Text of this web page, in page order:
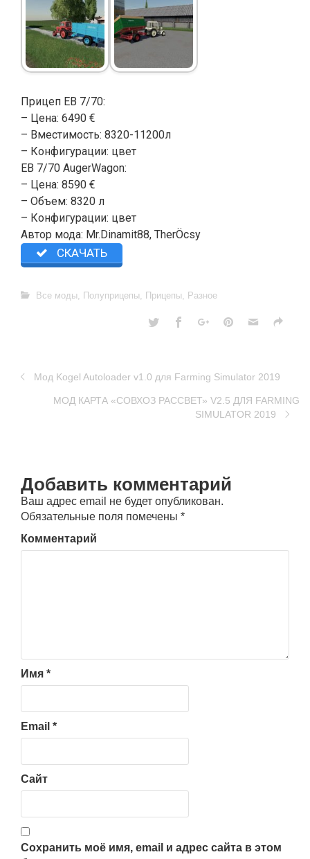
Прицеп EB 7/70:
– Цена: 6490 €
– Вместимость: 8320-11200л
– Конфигурации: цвет
EB 7/70 AugerWagon:
– Цена: 8590 €
– Объем: 8320 л
– Конфигурации: цвет
Автор мода: Mr.Dinamit88, TherÖcsy
СКАЧАТЬ
Все моды, Полуприцепы, Прицепы, Разное
Мод Kogel Autoloader v1.0 для Farming Simulator 2019
MOД КАРТА «СОВХОЗ РАССВЕТ» V2.5 ДЛЯ FARMING
SIMULATOR 2019
Добавить комментарий
Ваш адрес email не будет опубликован.
Обязательные поля помечены *
Комментарий
Имя *
Email *
Сайт
Сохранить моё имя, email и адрес сайта в этом